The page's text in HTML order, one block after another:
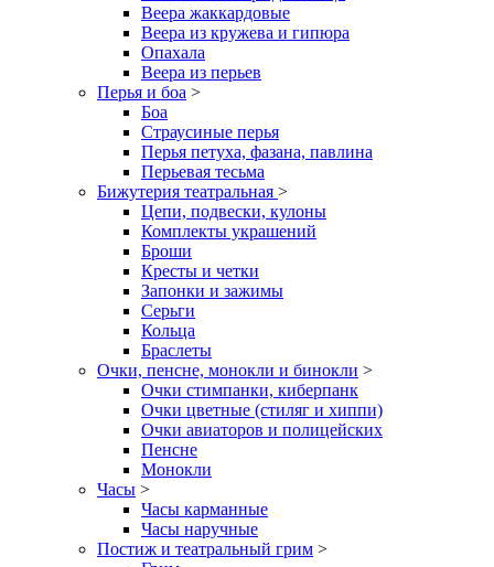
Веера жаккардовые
Веера из кружева и гипюра
Опахала
Веера из перьев
Перья и боа >
Боа
Страусиные перья
Перья петуха, фазана, павлина
Перьевая тесьма
Бижутерия театральная >
Цепи, подвески, кулоны
Комплекты украшений
Броши
Кресты и четки
Запонки и зажимы
Серьги
Кольца
Браслеты
Очки, пенсне, монокли и бинокли >
Очки стимпанки, киберпанк
Очки цветные (стиляг и хиппи)
Очки авиаторов и полицейских
Пенсне
Монокли
Часы >
Часы карманные
Часы наручные
Постиж и театральный грим >